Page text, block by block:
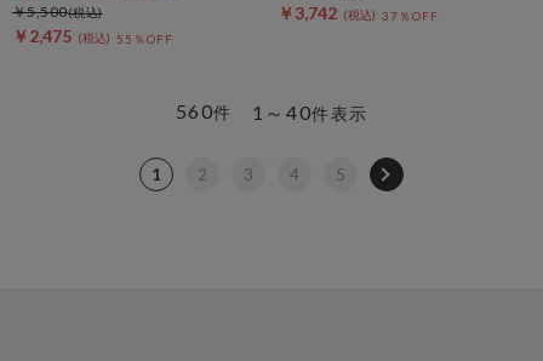
￥2,475 55％OFF
￥5,500 ￥3,742 37％OFF
1～40件表示
560件
1 2 3 4 5